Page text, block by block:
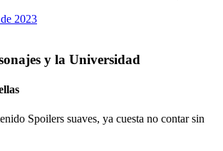
2023
y la Universidad
Spoilers suaves, ya cuesta no contar sin